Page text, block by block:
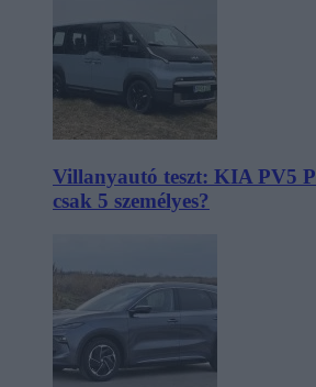
Villanyautó teszt: KIA PV5
csak 5 személyes?